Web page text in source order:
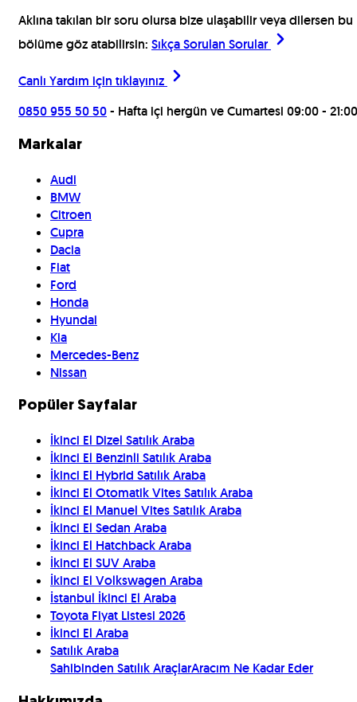
Aklına takılan bir soru olursa bize ulaşabilir veya dilersen bu
bölüme göz atabilirsin: Sıkça Sorulan Sorular
Canlı Yardım için tıklayınız
0850 955 50 50- Hafta içi hergün ve Cumartesi 09:00 - 21:00
Markalar
Audi
BMW
Citroen
Cupra
Dacia
Fiat
Ford
Honda
Hyundai
Kia
Mercedes-Benz
Nissan
Popüler Sayfalar
İkinci El Dizel Satılık Araba
İkinci El Benzinli Satılık Araba
İkinci El Hybrid Satılık Araba
İkinci El Otomatik Vites Satılık Araba
İkinci El Manuel Vites Satılık Araba
İkinci El Sedan Araba
İkinci El Hatchback Araba
İkinci El SUV Araba
İkinci El Volkswagen Araba
İstanbul İkinci El Araba
Toyota Fiyat Listesi 2026
İkinci El Araba
Satılık Araba
Sahibinden Satılık AraçlarAracım Ne Kadar Eder